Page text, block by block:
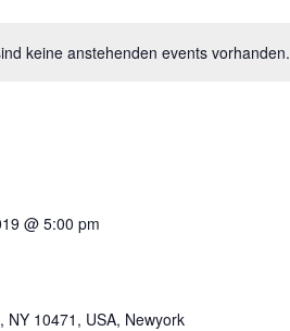
keine anstehenden events vorhanden.
@ 5:00 pm
NY 10471, USA, Newyork